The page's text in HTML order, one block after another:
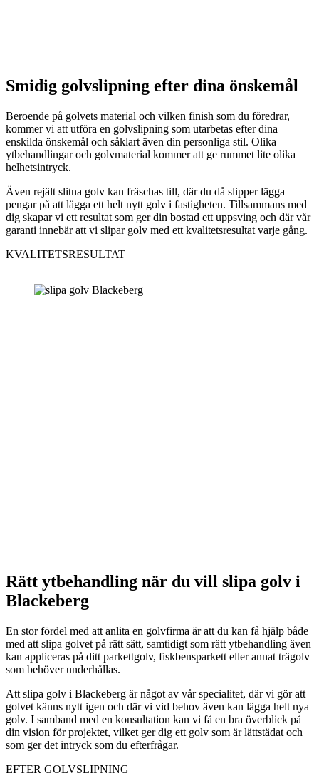
Smidig golvslipning efter dina önskemål
Beroende på golvets material och vilken finish som du föredrar,
kommer vi att utföra en golvslipning som utarbetas efter dina
enskilda önskemål och såklart även din personliga stil. Olika
ytbehandlingar och golvmaterial kommer att ge rummet lite olika
helhetsintryck.
Även rejält slitna golv kan fräschas till, där du då slipper lägga
pengar på att lägga ett helt nytt golv i fastigheten. Tillsammans med
dig skapar vi ett resultat som ger din bostad ett uppsving och där vår
garanti innebär att vi slipar golv med ett kvalitetsresultat varje gång.
KVALITETSRESULTAT
Rätt ytbehandling när du vill slipa golv i
Blackeberg
En stor fördel med att anlita en golvfirma är att du kan få hjälp både
med att slipa golvet på rätt sätt, samtidigt som rätt ytbehandling även
kan appliceras på ditt parkettgolv, fiskbensparkett eller annat trägolv
som behöver underhållas.
Att slipa golv i Blackeberg är något av vår specialitet, där vi gör att
golvet känns nytt igen och där vi vid behov även kan lägga helt nya
golv. I samband med en konsultation kan vi få en bra överblick på
din vision för projektet, vilket ger dig ett golv som är lättstädat och
som ger det intryck som du efterfrågar.
EFTER GOLVSLIPNING